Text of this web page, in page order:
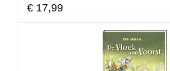
€ 17,99